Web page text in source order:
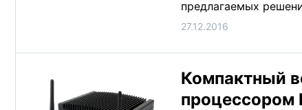
предлагаемых
27.12.2016
Компактный
процессором